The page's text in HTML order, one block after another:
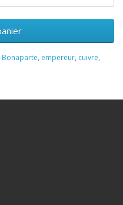
Bonaparte, empereur, cuivre,